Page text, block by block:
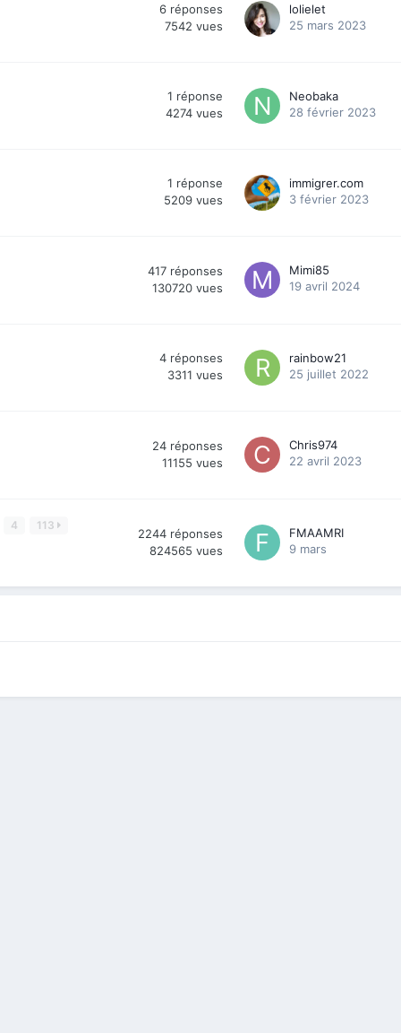
6 réponses
7542 vues
lolielet
25 mars 2023
1 réponse
4274 vues
Neobaka
28 février 2023
1 réponse
5209 vues
immigrer.com
3 février 2023
417 réponses
130720 vues
Mimi85
19 avril 2024
4 réponses
3311 vues
rainbow21
25 juillet 2022
24 réponses
11155 vues
Chris974
22 avril 2023
4 113
2244 réponses
824565 vues
FMAAMRI
9 mars